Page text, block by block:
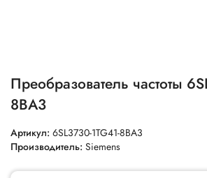
Преобразователь частоты
8BA3
Артикул: 6SL3730-1TG41-8BA3
Производитель: Siemens